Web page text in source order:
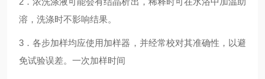
溶，洗涤时不影响结果。
3．各步加样均应使用加样器，并经常校对其准确性，以避
免试验误差。一次加样时间